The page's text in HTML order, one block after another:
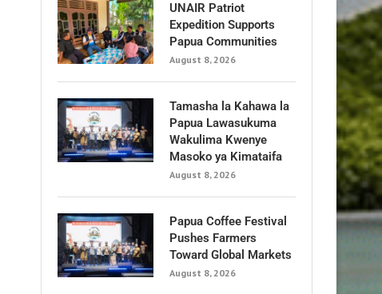
UNAIR Patriot
Expedition Supports
Papua Communities
August 8, 2026
Tamasha la Kahawa la
Papua Lawasukuma
Wakulima Kwenye
Masoko ya Kimataifa
August 8, 2026
Papua Coffee Festival
Pushes Farmers
Toward Global Markets
August 8, 2026